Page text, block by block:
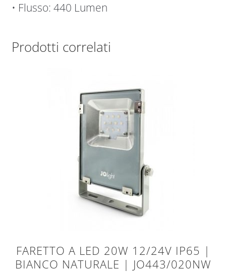
• Flusso: 440 Lumen
Prodotti correlati
FARETTO A LED 20W 12/24V IP65 |
BIANCO NATURALE | JO443/020NW